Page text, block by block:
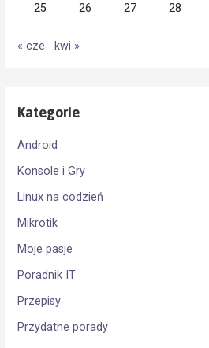
25
26 27 28
« cze kwi »
Kategorie
Android
Konsole i Gry
Linux na codzień
Mikrotik
Moje pasje
Poradnik IT
Przepisy
Przydatne porady